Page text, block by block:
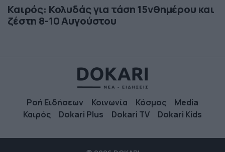
Καιρός: Κολυδάς για τάση 15νθημέρου και
ζέστη 8-10 Αυγούστου
Ροή Ειδήσεων Κοινωνία Κόσμος
Media
Καιρός
Dokari Plus Dokari TV Dokari Kids